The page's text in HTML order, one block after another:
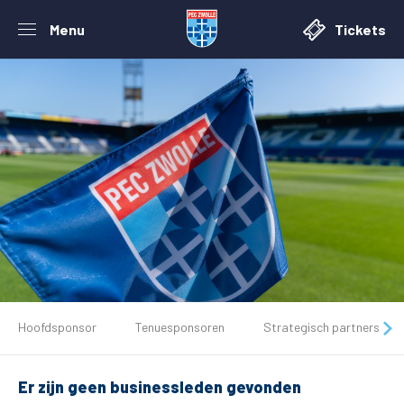
Menu Tickets
Tickets
Matchdays
Hoofdsponsor Tenuesponsoren Strategisch partners
Er zijn geen businessleden gevonden